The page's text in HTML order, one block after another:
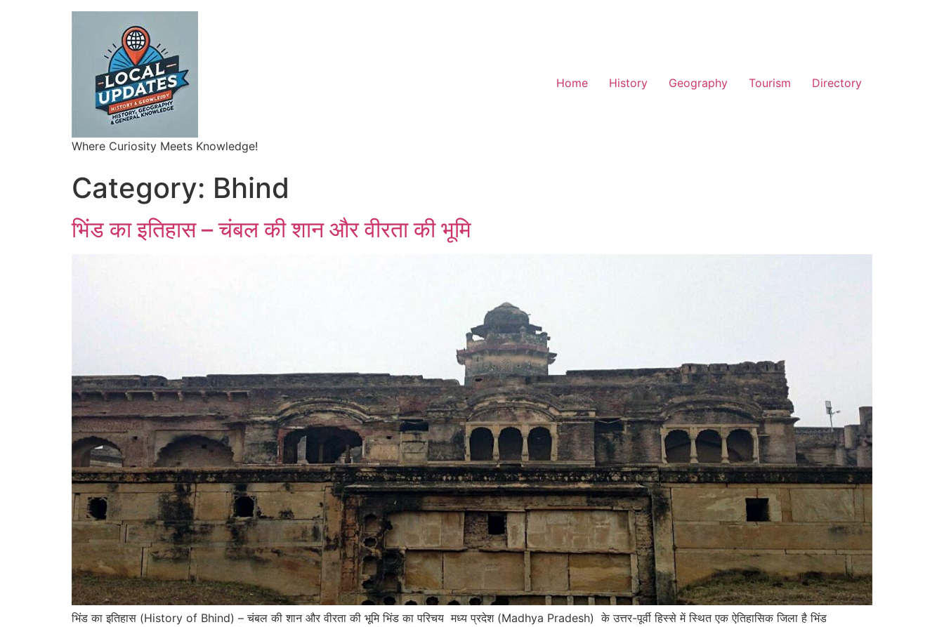
Where Curiosity Meets Knowledge!
Home History Geography Tourism Directory
Category: Bhind
भिंड का इतिहास – चंबल की शान और वीरता की भूमि
भिंड का इतिहास (History of Bhind) – चंबल की शान और वीरता की भूमि भिंड का परिचय मध्य प्रदेश (Madhya Pradesh) के उत्तर-पूर्वी हिस्से में स्थित एक ऐतिहासिक जिला है भिंड